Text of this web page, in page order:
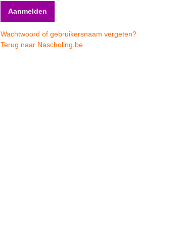
Wachtwoord of gebruikersnaam vergeten?
Terug naar Nascholing.be